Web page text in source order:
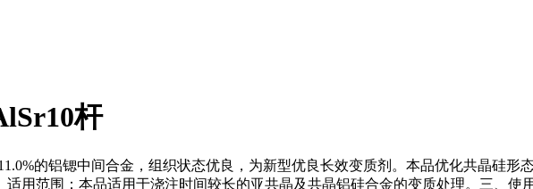
杆
的铝锶中间合金，组织状态优良，为新型优良长效变质剂。本品优化共晶硅
用范围：本品适用于浇注时间较长的亚共晶及共晶铝硅合金的变质处理。三、使